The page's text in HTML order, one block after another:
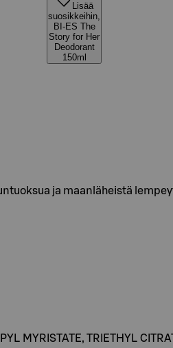
Lisää
suosikkeihin,
BI-ES The
Story for Her
Deodorant
150ml
ja maanläheistä
MYRISTATE, TRIETHYL